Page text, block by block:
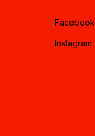
Facebook
Instagram